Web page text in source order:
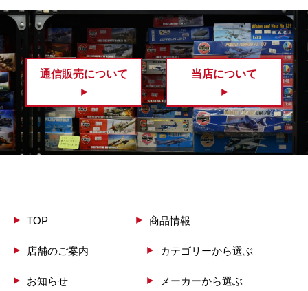
通信販売について 当店について
TOP
店舗のご案内
お知らせ
商品情報
カテゴリーから選ぶ
メーカーから選ぶ